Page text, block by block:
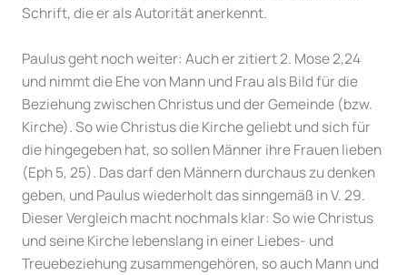
Schrift, die er als Autorität anerkennt.
Paulus geht noch weiter: Auch er zitiert 2. Mose 2,24
und nimmt die Ehe von Mann und Frau als Bild für die
Beziehung zwischen Christus und der Gemeinde (bzw.
Kirche). So wie Christus die Kirche geliebt und sich für
die hingegeben hat, so sollen Männer ihre Frauen lieben
(Eph 5, 25). Das darf den Männern durchaus zu denken
geben, und Paulus wiederholt das sinngemäß in V. 29.
Dieser Vergleich macht nochmals klar: So wie Christus
und seine Kirche lebenslang in einer Liebes- und
Treuebeziehung zusammengehören, so auch Mann und